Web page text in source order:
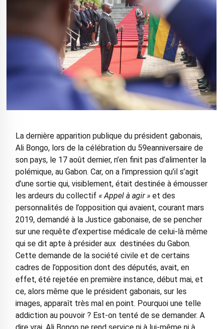
La dernière apparition publique du président gabonais,
Ali Bongo, lors de la célébration du 59eanniversaire de
son pays, le 17 août dernier, n’en finit pas d’alimenter la
polémique, au Gabon. Car, on a l’impression qu’il s’agit
d’une sortie qui, visiblement, était destinée à émousser
les ardeurs du collectif « Appel à agir » et des
personnalités de l’opposition qui avaient, courant mars
2019, demandé à la Justice gabonaise, de se pencher
sur une requête d’expertise médicale de celui-là même
qui se dit apte à présider aux destinées du Gabon.
Cette demande de la société civile et de certains
cadres de l’opposition dont des députés, avait, en
effet, été rejetée en première instance, début mai, et
ce, alors même que le président gabonais, sur les
images, apparaît très mal en point. Pourquoi une telle
addiction au pouvoir ? Est-on tenté de se demander. A